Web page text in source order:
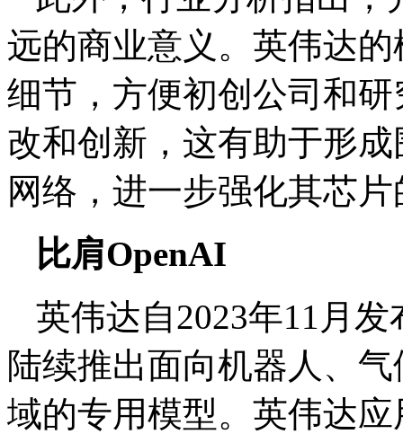
远的商业意义。英伟达
细节，方便初创公司和
改和创新，这有助于形
网络，进一步强化其芯
比肩OpenAI
英伟达自2023年11月
陆续推出面向机器人、
域的专用模型。英伟达